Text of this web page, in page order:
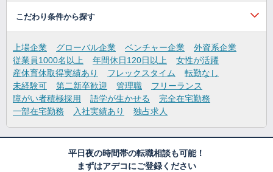
こだわり条件から探す
上場企業 グローバル企業 ベンチャー企業
外資系企業
従業員1000名以上
年間休日120日以上
女性が活躍
産休育休取得実績あり
フレックスタイム
転勤なし
未経験可
第二新卒歓迎 管理職
フリーランス
障がい者積極採用
語学が生かせる
完全在宅勤務
一部在宅勤務
入社実績あり 独占求人
平日夜の時間帯の転職相談も可能！
まずはアデコにご登録ください